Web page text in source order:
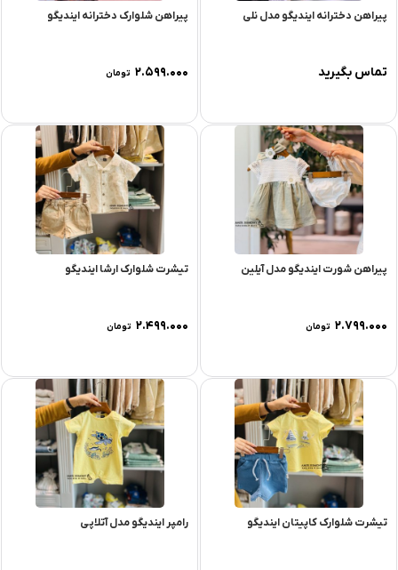
پیراهن دخترانه ایندیگو مدل نلی
تماس بگیرید
پیراهن شلوارک دخترانه ایندیگو
۲.۵۹۹.۰۰۰ تومان
پیراهن شورت ایندیگو مدل آیلین
۲.۷۹۹.۰۰۰ تومان
تیشرت شلوارک ارشا ایندیگو
۲.۴۹۹.۰۰۰ تومان
تیشرت شلوارک کاپیتان ایندیگو رامپر ایندیگو مدل آتلاپی